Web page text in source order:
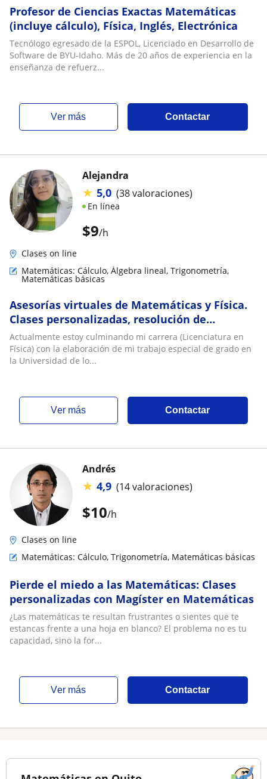
Profesor de Ciencias Exactas Matemáticas
(incluye cálculo), Física, Inglés, Electrónica
Tecnólogo egresado de la ESPOL, Licenciado en Desarrollo de
Software de BYU-Idaho. Más de 20 años de experiencia en la
enseñanza de refuerz...
ver más Contactar
$9/h
Alejandra
★ 5,0 (38 valoraciones)
En línea
Clases on line
Matemáticas: Cálculo, Álgebra lineal, Trigonometría,
Matemáticas básicas
Asesorías virtuales de Matemáticas y Física.
Clases personalizadas, resolución de
ejercicios
Actualmente estoy culminando mi carrera (Licenciatura en
Física) con la elaboración de mi trabajo especial de grado en
la Universidad de lo...
ver más Contactar
$10/h
Andrés
★ 4,9 (14 valoraciones)
Clases on line
Matemáticas: Cálculo, Trigonometría, Matemáticas básicas
Pierde el miedo a las Matemáticas: Clases
personalizadas con Magíster en Matemáticas
¿Las matemáticas te resultan frustrantes o sientes que te
estancas frente a una hoja en blanco? El problema no es tu
capacidad, sino la for...
ver más Contactar